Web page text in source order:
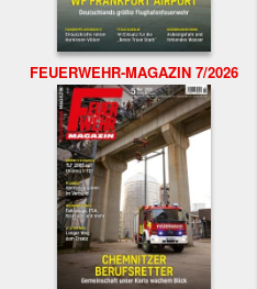
FEUERWEHR-MAGAZIN 7/2026